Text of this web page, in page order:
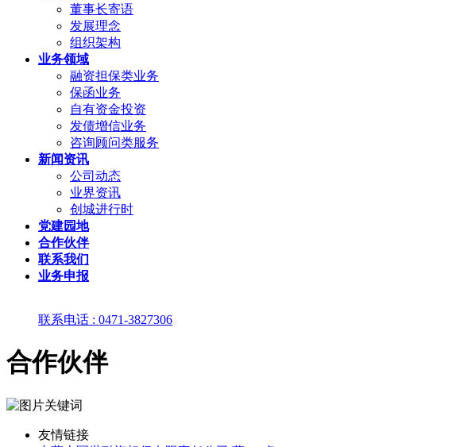
董事长寄语
发展理念
组织架构
业务领域
融资担保类业务
保函业务
自有资金投资
发债增信业务
咨询顾问类服务
新闻资讯
公司动态
业界资讯
创城进行时
党建园地
合作伙伴
联系我们
业务申报
联系电话 : 0471-3827306
合作伙伴
友情链接